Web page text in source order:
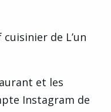
cuisinier de L’un
et les
Instagram de